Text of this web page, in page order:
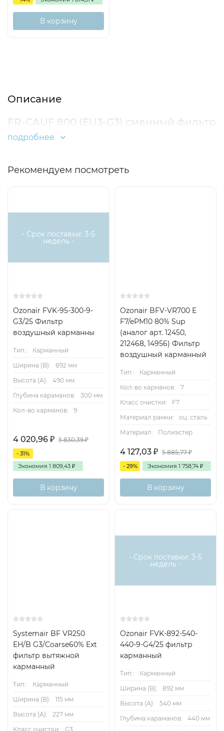
В корзину
Описание
FR-CAUF 800 (EU3-G3) сменный фильтр
подробнее
Рекомендуем посмотреть
- Срок поставки: 3-5
недель -
Ozonair FVK-95-300-9-
G3/25 Фильтр
воздушный карманны
Тип.:
Карманный
Ширина (B):
892 мм
Высота (А):
490 мм
Глубина караманов:
300 мм
Кол-во карманов:
9
4 020,96 ₽ 5 830,39₽
- 31%
Экономия 1 809,43 ₽
В корзину
Ozonair BFV-VR700 E
F7/ePM10 80% Sup
(аналог арт. 12450,
212468, 14956) Фильтр
воздушный карманный
Тип.:
Карманный
Кол-во карманов:
7
Класс очистки:
F7
Материал рамки:
оц. сталь
Материал:
Полиэстер
4 127,03 ₽ 5 885,77₽
- 29% Экономия 1 758,74 ₽
В корзину
Systemair BF VR250
EH/B G3/Coarse60% Ext
фильтр вытяжной
карманный
Тип.:
Карманный
Ширина (B):
115 мм
Высота (А):
227 мм
Класс очистки:
G3
- Срок поставки: 3-5
недель -
Ozonair FVK-892-540-
440-9-G4/25 фильтр
карманный
Тип.:
Карманный
Ширина (B):
892 мм
Высота (А):
540 мм
Глубина караманов:
440 мм